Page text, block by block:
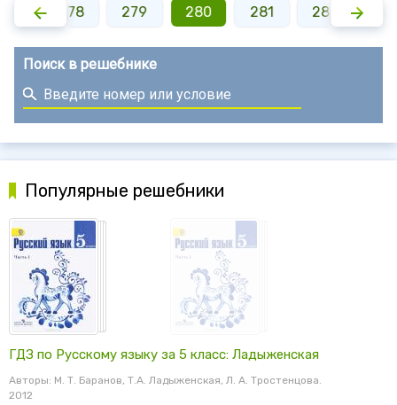
278 279 280 281 282
Поиск в решебнике
Популярные решебники
ГДЗ по Русскому языку за 5 класс: Ладыженская
Авторы: М. Т. Баранов, Т.А. Ладыженская, Л. А. Тростенцова.
2012